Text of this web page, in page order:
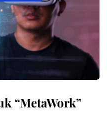
“MetaWork”